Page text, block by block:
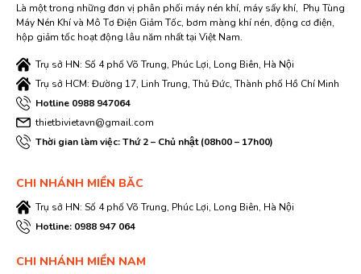
Là một trong những đơn vị phân phối máy nén khí, máy sấy khí, Phụ Tùng
Máy Nén Khí và Mô Tơ Điện Giảm Tốc, bơm màng khí nén, động cơ điện,
hộp giảm tốc hoạt động lâu năm nhất tại Việt Nam.
Trụ sở HN: Số 4 phố Võ Trung, Phúc Lợi, Long Biên, Hà Nội
Trụ sở HCM: Đường 17, Linh Trung, Thủ Đức, Thành phố Hồ Chí Minh
Hotline 0988 947064
thietbivietavn@gmail.com
Thời gian làm việc: Thứ 2 – Chủ nhật (08h00 – 17h00)
CHI NHÁNH MIỀN BĂC
Trụ sở HN: Số 4 phố Võ Trung, Phúc Lợi, Long Biên, Hà Nội
Hotline: 0988 947 064
CHI NHÁNH MIỀN NAM